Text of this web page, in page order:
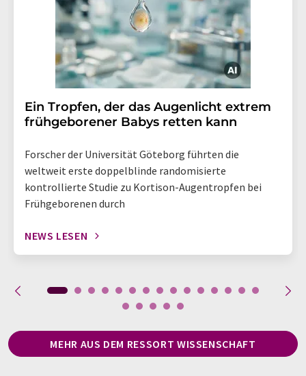
Ein Tropfen, der das Augenlicht extrem
frühgeborener Babys retten kann
Forscher der Universität Göteborg führten die
weltweit erste doppelblinde randomisierte
kontrollierte Studie zu Kortison-Augentropfen bei
Frühgeborenen durch
NEWS LESEN
MEHR AUS DEM RESSORT WISSENSCHAFT